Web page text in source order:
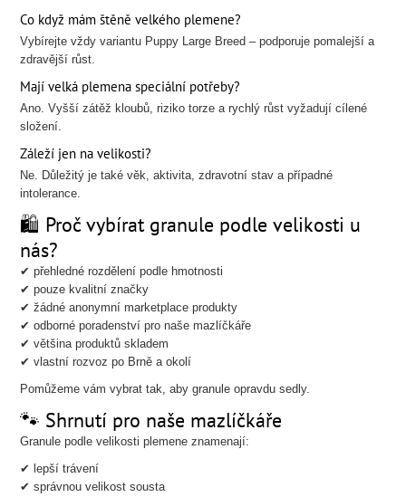
Co když mám štěně velkého plemene?
Vybírejte vždy variantu Puppy Large Breed – podporuje pomalejší a
zdravější růst.
Mají velká plemena speciální potřeby?
Ano. Vyšší zátěž kloubů, riziko torze a rychlý růst vyžadují cílené
složení.
Záleží jen na velikosti?
Ne. Důležitý je také věk, aktivita, zdravotní stav a případné
intolerance.
🛍️ Proč vybírat granule podle velikosti u
nás?
✔ přehledné rozdělení podle hmotnosti
✔ pouze kvalitní značky
✔ žádné anonymní marketplace produkty
✔ odborné poradenství pro naše mazlíčkáře
✔ většina produktů skladem
✔ vlastní rozvoz po Brně a okolí
Pomůžeme vám vybrat tak, aby granule opravdu sedly.
🐾 Shrnutí pro naše mazlíčkáře
Granule podle velikosti plemene znamenají:
✔ lepší trávení
✔ správnou velikost sousta